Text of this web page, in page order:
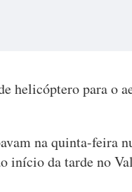
helicóptero para o
na quinta-feira
início da tarde no